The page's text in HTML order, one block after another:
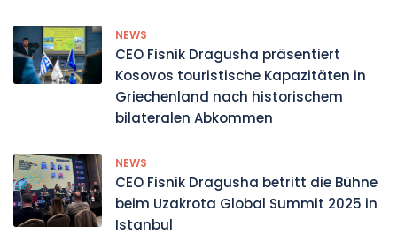
NEWS
CEO Fisnik Dragusha präsentiert
Kosovos touristische Kapazitäten in
Griechenland nach historischem
bilateralen Abkommen
NEWS
CEO Fisnik Dragusha betritt die Bühne
beim Uzakrota Global Summit 2025 in
Istanbul